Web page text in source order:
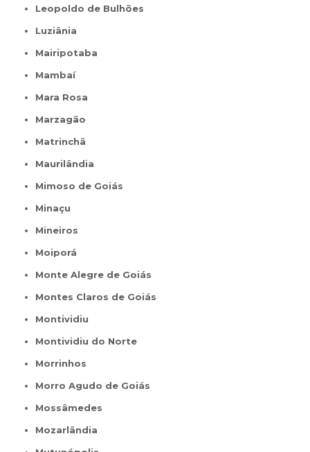
Leopoldo de Bulhões
Luziânia
Mairipotaba
Mambaí
Mara Rosa
Marzagão
Matrinchã
Maurilândia
Mimoso de Goiás
Minaçu
Mineiros
Moiporá
Monte Alegre de Goiás
Montes Claros de Goiás
Montividiu
Montividiu do Norte
Morrinhos
Morro Agudo de Goiás
Mossâmedes
Mozarlândia